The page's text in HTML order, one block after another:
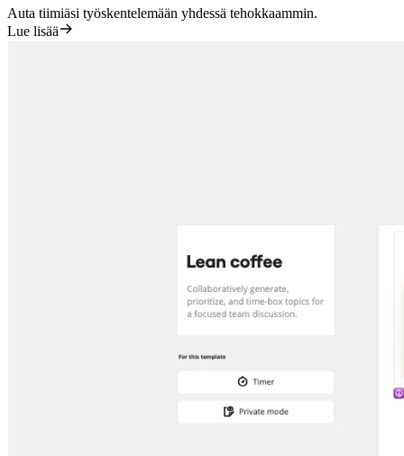
Auta tiimiäsi työskentelemään yhdessä tehokkaammin.
Lue lisää